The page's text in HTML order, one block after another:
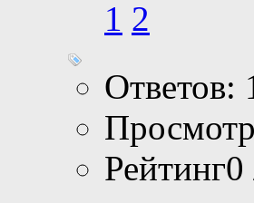
1 2
Ответов:
Рейтинг0